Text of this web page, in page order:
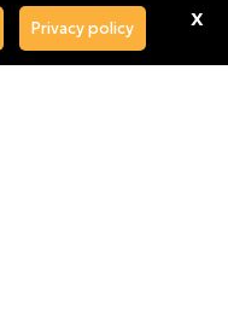
Privacy policy x